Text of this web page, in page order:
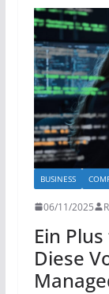
BUSINESS
06/11/2025
Ein
Diese